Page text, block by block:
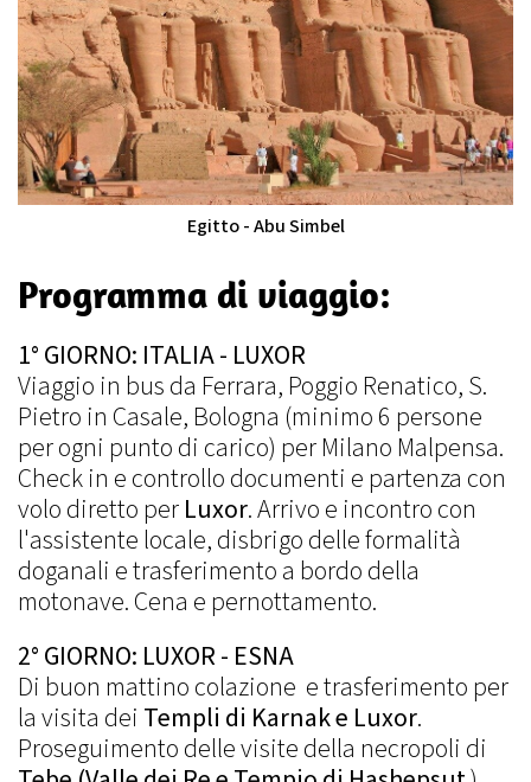
Egitto - Abu Simbel
Programma di viaggio:
1° GIORNO: ITALIA - LUXOR
Viaggio in bus da Ferrara, Poggio Renatico, S.
Pietro in Casale, Bologna (minimo 6 persone
per ogni punto di carico) per Milano Malpensa.
Check in e controllo documenti e partenza con
volo diretto perLuxor. Arrivo e incontro con
l'assistente locale, disbrigo delle formalità
doganali e trasferimento a bordo della
motonave. Cena e pernottamento.
2° GIORNO: LUXOR - ESNA
Di buon mattino colazione e trasferimento per
la visita dei Templi di Karnak e Luxor.
Proseguimento delle visite della necropoli di